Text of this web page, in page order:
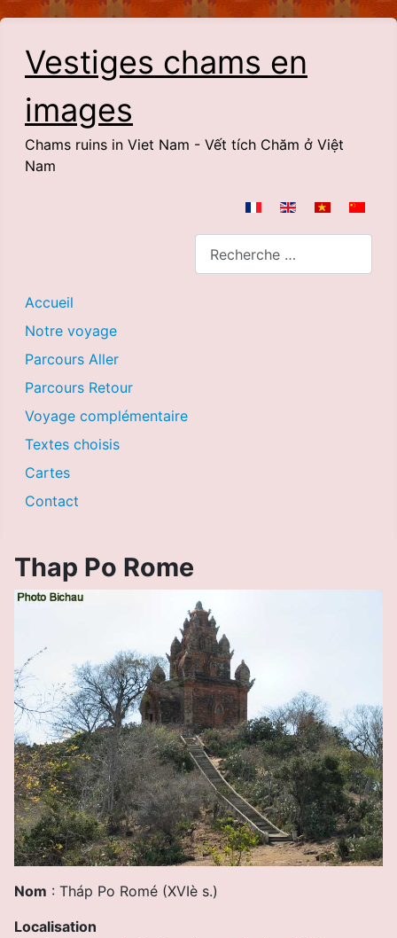
Vestiges chams en
images
Chams ruins in Viet Nam - Vết tích Chăm ở Việt
Nam
Accueil
Notre voyage
Parcours Aller
Parcours Retour
Voyage complémentaire
Textes choisis
Cartes
Contact
Thap Po Rome
Nom : Tháp Po Romé (XVIè s.)
Localisation